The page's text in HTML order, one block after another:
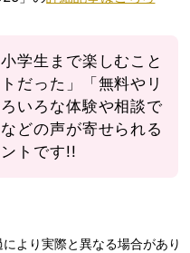
学生まで楽しむこと
だった」「無料やリ
いろな体験や相談で
どの声が寄せられる
トです!!
より実際と異なる場合があり